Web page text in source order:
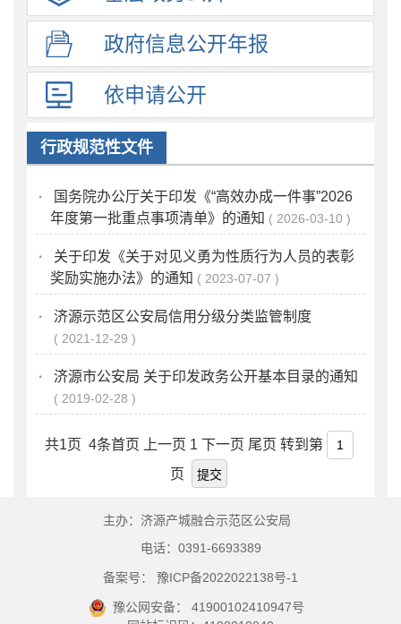
政府信息公开年报
依申请公开
行政规范性文件
·
国务院办公厅关于印发《“高效办成一件事”2026
年度第一批重点事项清单》的通知
2026-03-10
·
关于印发《关于对见义勇为性质行为人员的表彰
奖励实施办法》的通知
2023-07-07
· 济源示范区公安局信用分级分类监管制度
2021-12-29
· 济源市公安局 关于印发政务公开基本目录的通知
2019-02-28
共1页 4条首页 上一页 1 下一页 尾页 转到第
页
主办：济源产城融合示范区公安局
电话：0391-6693389
备案号： 豫ICP备2022022138号-1
豫公网安备： 41900102410947号